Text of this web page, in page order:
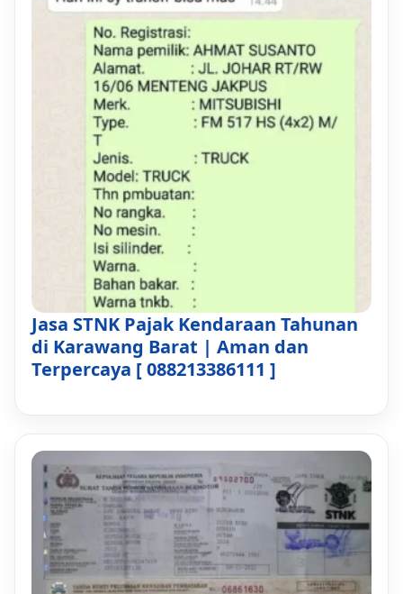
Jasa STNK Pajak Kendaraan Tahunan
di Karawang Barat | Aman dan
Terpercaya [ 088213386111 ]